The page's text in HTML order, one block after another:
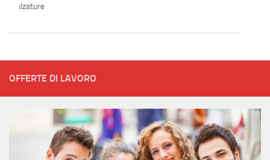
calzature
OFFERTE DI LAVORO